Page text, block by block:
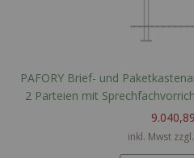
PAFORY Brief- und
2 Parteien mit
Paketfächern -
inkl. Mwst zzgl.